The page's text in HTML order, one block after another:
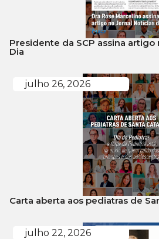
Presidente da SCP assina
Dia
julho 26, 2026
Carta aberta aos pediatras de
julho 22, 2026